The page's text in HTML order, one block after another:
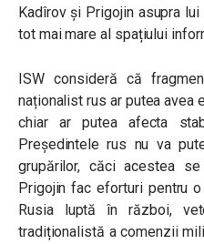
Kadîrov și Prigojin asupra
tot mai mare al spațiului
ISW consideră că
naționalist rus ar putea
chiar ar putea afecta
Președintele rus nu va
grupărilor, căci acestea
Prigojin fac eforturi pentru
Rusia luptă în război,
tradiționalistă a comenzii